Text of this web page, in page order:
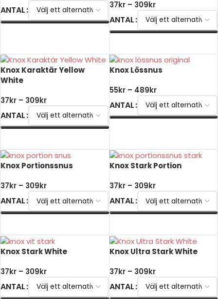
ANTAL
37kr – 309kr
ANTAL
Knox Karaktär Yellow
White
37kr – 309kr
ANTAL
Knox Lössnus
55kr – 489kr
ANTAL
Knox Portionssnus
37kr – 309kr
ANTAL
Knox Stark Portion
37kr – 309kr
ANTAL
Knox Stark White
37kr – 309kr
ANTAL
Knox Ultra Stark White
37kr – 309kr
ANTAL